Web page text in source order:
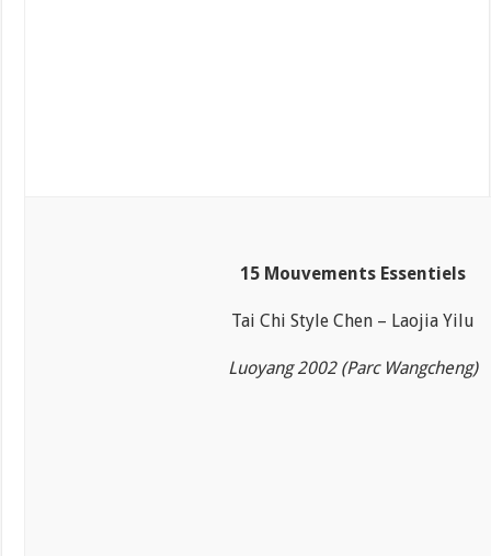
15 Mouvements Essentiels
Tai Chi Style Chen – Laojia Yilu
Luoyang 2002 (Parc Wangcheng)